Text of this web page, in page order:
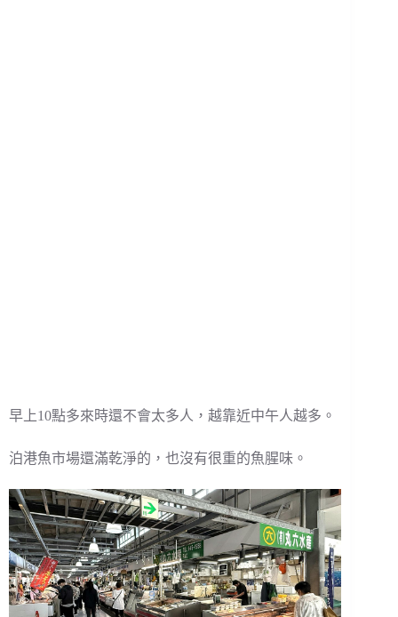
早上10點多來時還不會太多人，越靠近中午人越多。
泊港魚市場還滿乾淨的，也沒有很重的魚腥味。